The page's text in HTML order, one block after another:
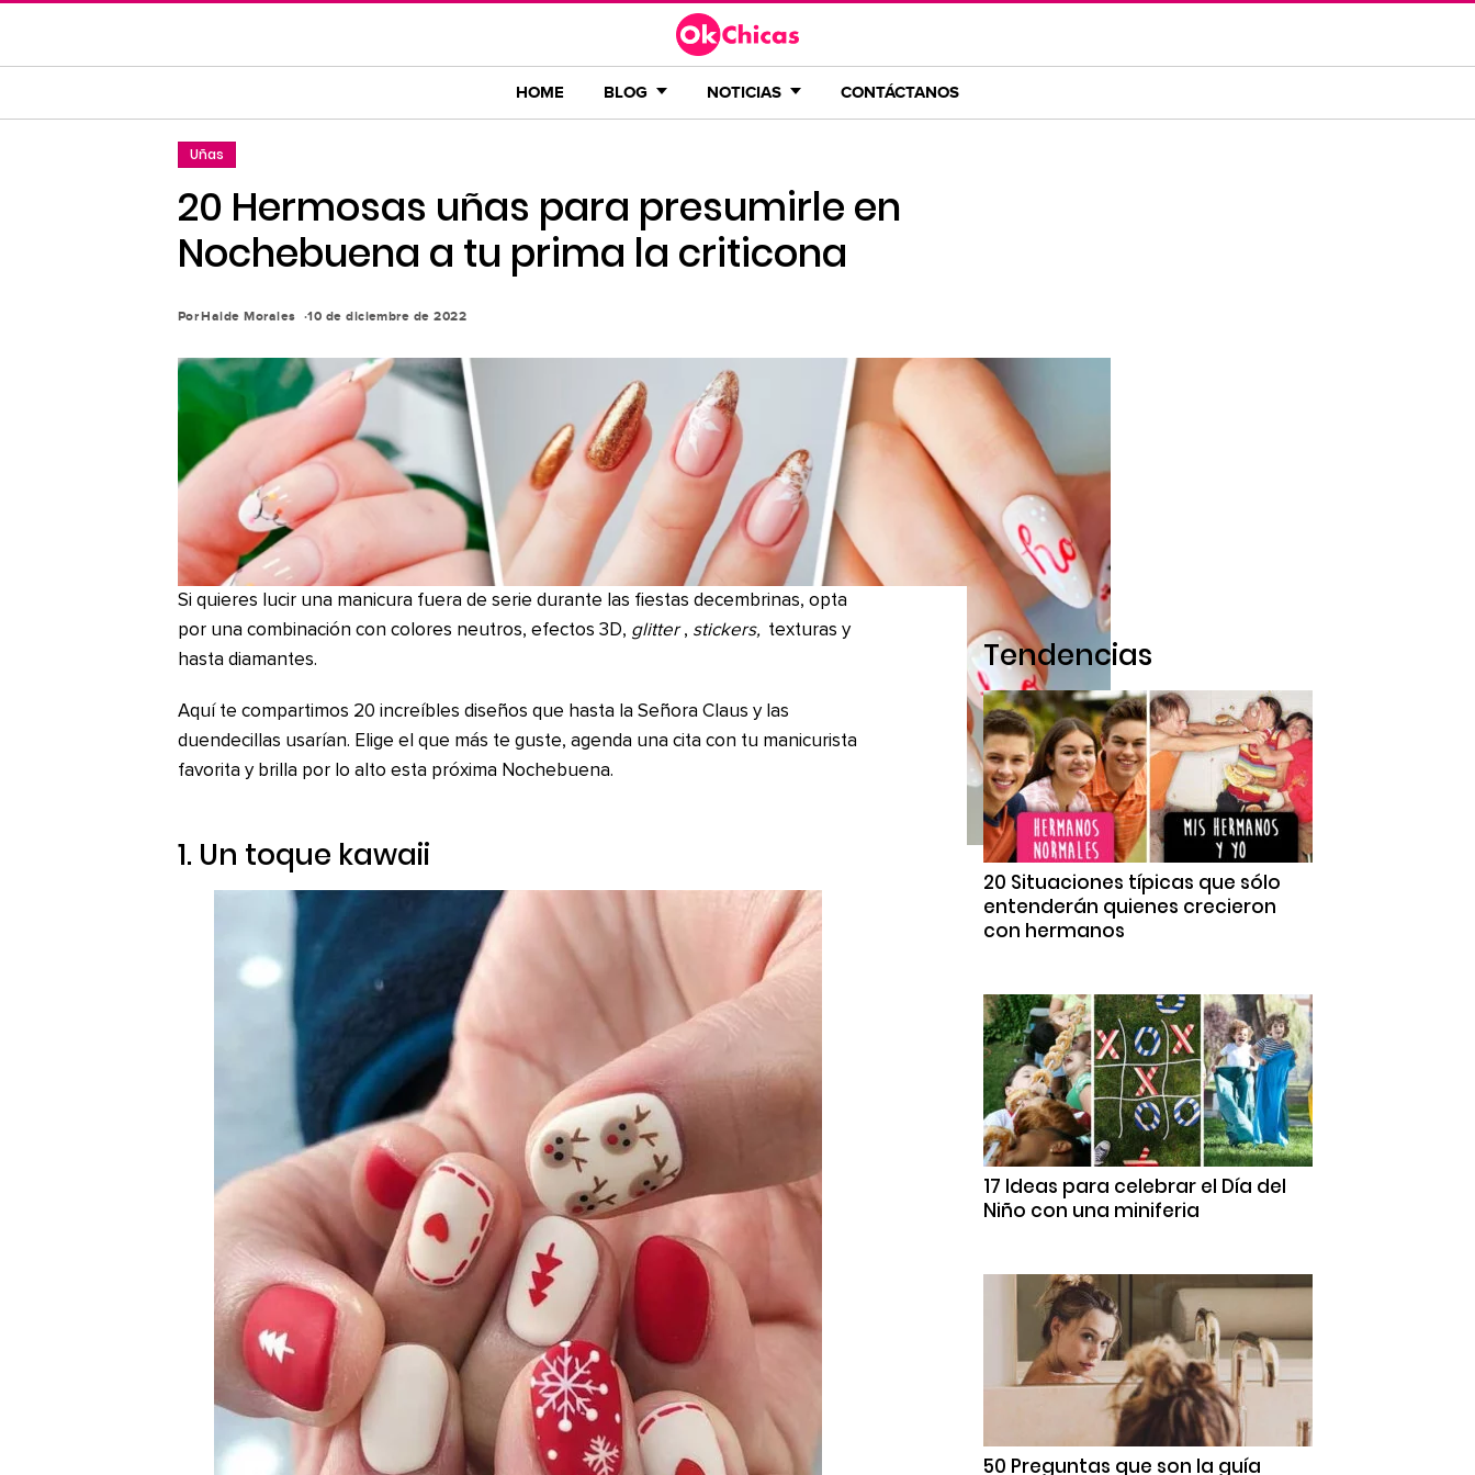
contenido
HOME BLOG NOTICIAS CONTÁCTANOS
Uñas
20 Hermosas uñas para presumirle en
Nochebuena a tu prima la criticona
PorHaide Morales 10 de diciembre de 2022
Si quieres lucir una manicura fuera de serie durante las fiestas decembrinas, opta
por una combinación con colores neutros, efectos 3D, glitter , stickers, texturas y
hasta diamantes.
Aquí te compartimos 20 increíbles diseños que hasta la Señora Claus y las
duendecillas usarían. Elige el que más te guste, agenda una cita con tu manicurista
favorita y brilla por lo alto esta próxima Nochebuena.
1. Un toque kawaii
Tendencias
20 Situaciones típicas que sólo
entenderán quienes crecieron
con hermanos
17 Ideas para celebrar el Día del
Niño con una miniferia
50 Preguntas que son la guía